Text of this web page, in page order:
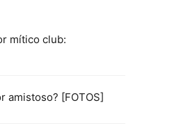
mítico club:
amistoso? [FOTOS]